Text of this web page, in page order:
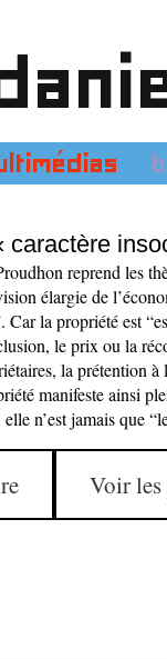
caractère
reprend les
élargie de
Car la propriété est
le prix ou la
la prétention
manifeste ainsi
n’est jamais que
Voir les